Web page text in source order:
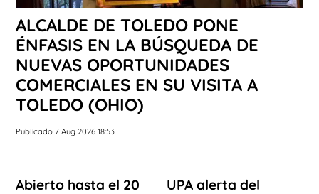
ALCALDE DE TOLEDO PONE
ÉNFASIS EN LA BÚSQUEDA DE
NUEVAS OPORTUNIDADES
COMERCIALES EN SU VISITA A
TOLEDO (OHIO)
Publicado 7 Aug 2026 18:53
Abierto hasta el 20
UPA alerta del